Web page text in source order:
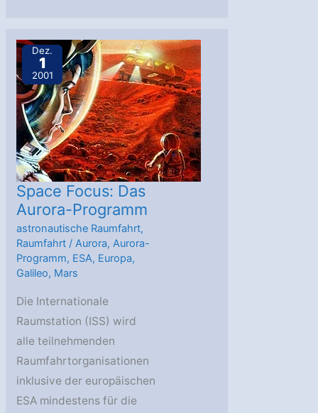
Four-
Crew
gestartet
Dez.
1
2001
Space Focus: Das
Aurora-Programm
astronautische Raumfahrt,
Raumfahrt /Aurora,Aurora-
Programm, ESA, Europa,
Galileo, Mars
Die Internationale
Raumstation (ISS) wird
alle teilnehmenden
Raumfahrtorganisationen
inklusive der europäischen
ESA mindestens für die